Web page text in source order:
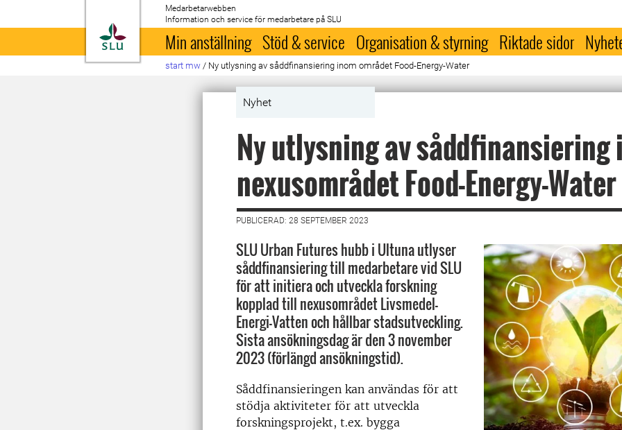
Till startsida
Medarbetarwebben
Information och service för medarbetare på SLU
Min anställning Stöd & service Organisation & styrning Riktade sidor
start mw / Ny utlysning av såddfinansiering inom området Food-Energy-Water
Nyhet
Ny utlysning av såddfinansiering
nexusområdet Food-Energy-Water
PUBLICERAD: 28 SEPTEMBER 2023
SLU Urban Futures hubb i Ultuna utlyser
såddfinansiering till medarbetare vid SLU
för att initiera och utveckla forskning
kopplad till nexusområdet Livsmedel-
Energi-Vatten och hållbar stadsutveckling.
Sista ansökningsdag är den 3 november
2023 (förlängd ansökningstid).
Såddfinansieringen kan användas för att
stödja aktiviteter för att utveckla
forskningsprojekt, t.ex. bygga